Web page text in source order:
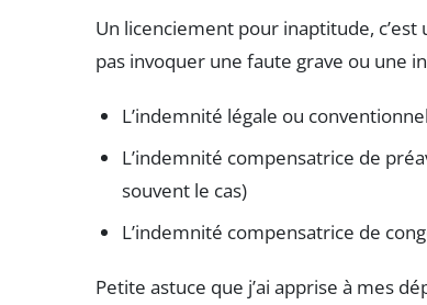
Un licenciement pour inaptitude,
pas invoquer une faute grave ou une
L’indemnité légale ou
L’indemnité compensatrice de
souvent le cas)
L’indemnité compensatrice de
Petite astuce que j’ai apprise à mes